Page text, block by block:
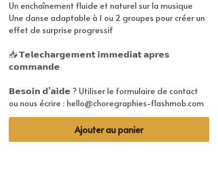
Un enchaînement fluide et naturel sur la musique
Une danse adaptable à 1 ou 2 groupes pour créer un
effet de surprise progressif
📥 𝗧𝗲𝗹𝗲𝗰𝗵𝗮𝗿𝗴𝗲𝗺𝗲𝗻𝘁 𝗶𝗺𝗺𝗲𝗱𝗶𝗮𝘁 𝗮𝗽𝗿𝗲𝘀
𝗰𝗼𝗺𝗺𝗮𝗻𝗱𝗲
𝗕𝗲𝘀𝗼𝗶𝗻 𝗱’𝗮𝗶𝗱𝗲 ? Utiliser le formulaire de contact
ou nous écrire : hello@choregraphies-flashmob.com
Ajouter au panier